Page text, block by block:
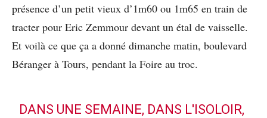
présence d’un petit vieux d’1m60 ou 1m65 en train de
tracter pour Eric Zemmour devant un étal de vaisselle.
Et voilà ce que ça a donné dimanche matin, boulevard
Béranger à Tours, pendant la Foire au troc.
DANS UNE SEMAINE, DANS L'ISOLOIR,